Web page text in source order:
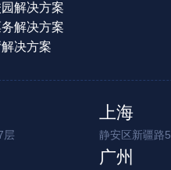
解决方案
解决方案
决方案
层
上海
静安区新疆路
广州